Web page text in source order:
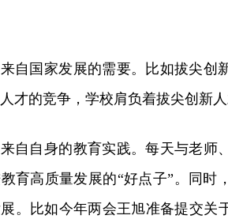
自国家发展的需要。比如拔尖创
才的竞争，学校肩负着拔尖创新人
自自身的教育实践。每天与老师
育高质量发展的“好点子”。同时
。比如今年两会王旭准备提交关